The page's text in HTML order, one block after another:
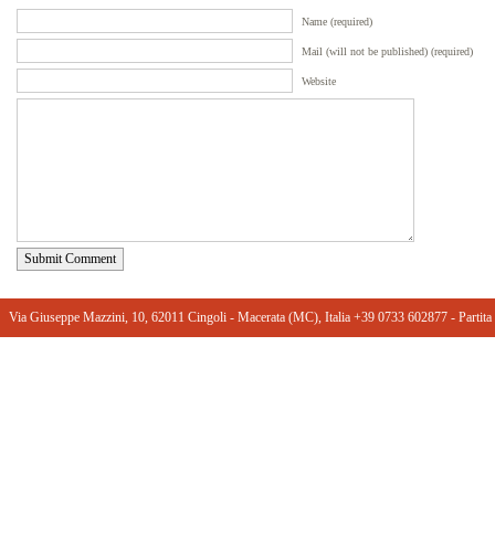
Name (required)
Mail (will not be published) (required)
Website
Submit Comment
Via Giuseppe Mazzini, 10, 62011 Cingoli - Macerata (MC), Italia +39 0733 602877 ‎-